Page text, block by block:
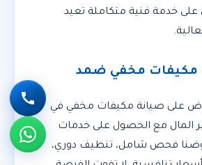
خدمة فنية متكاملة تعيد
مكيفات مخفي ضمد
على صيانة مكيفات مخفي في
المال مع الحصول على خدمات
فحص شامل، تنظيف دوري،